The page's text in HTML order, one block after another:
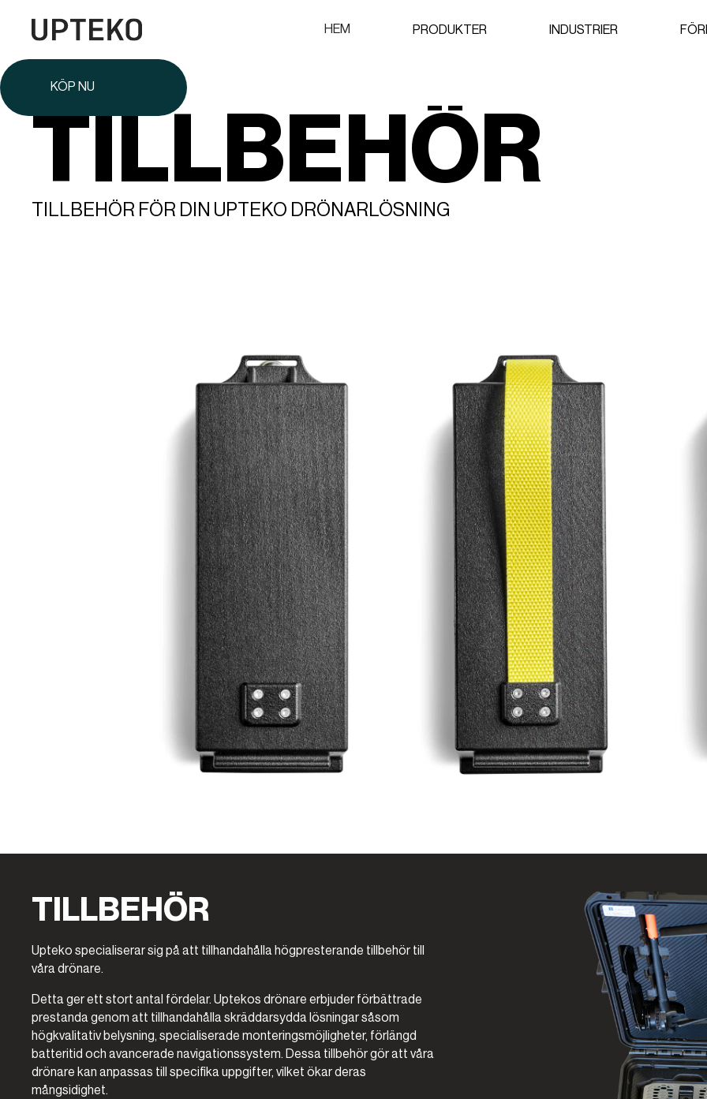
HEM PRODUKTER INDUSTRIER
KÖP NU
TILLBEHÖR
TILLBEHÖR FÖR DIN UPTEKO DRÖNARLÖSNING
TILLBEHÖR
Upteko specialiserar sig på att tillhandahålla högpresterande tillbehör till
våra drönare.
Detta ger ett stort antal fördelar. Uptekos drönare erbjuder förbättrade
prestanda genom att tillhandahålla skräddarsydda lösningar såsom
högkvalitativ belysning, specialiserade monteringsmöjligheter, förlängd
batteritid och avancerade navigationssystem. Dessa tillbehör gör att våra
drönare kan anpassas till specifika uppgifter, vilket ökar deras
mångsidighet.